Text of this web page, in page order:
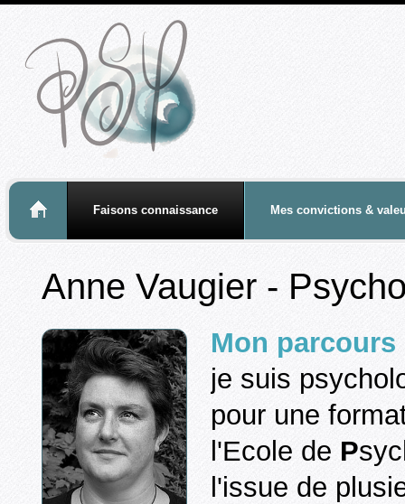
- Faisons connaissance Mes convictions &
Anne Vaugier -
Mon parcours
je suis
pour une
l'Ecole de P
l'issue de